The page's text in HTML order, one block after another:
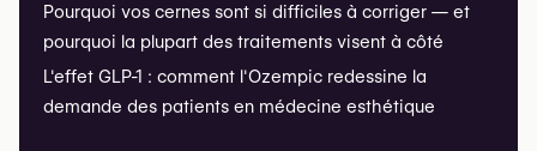
Pourquoi vos cernes sont si difficiles à corriger — et
pourquoi la plupart des traitements visent à côté
L'effet GLP-1 : comment l'Ozempic redessine la
demande des patients en médecine esthétique